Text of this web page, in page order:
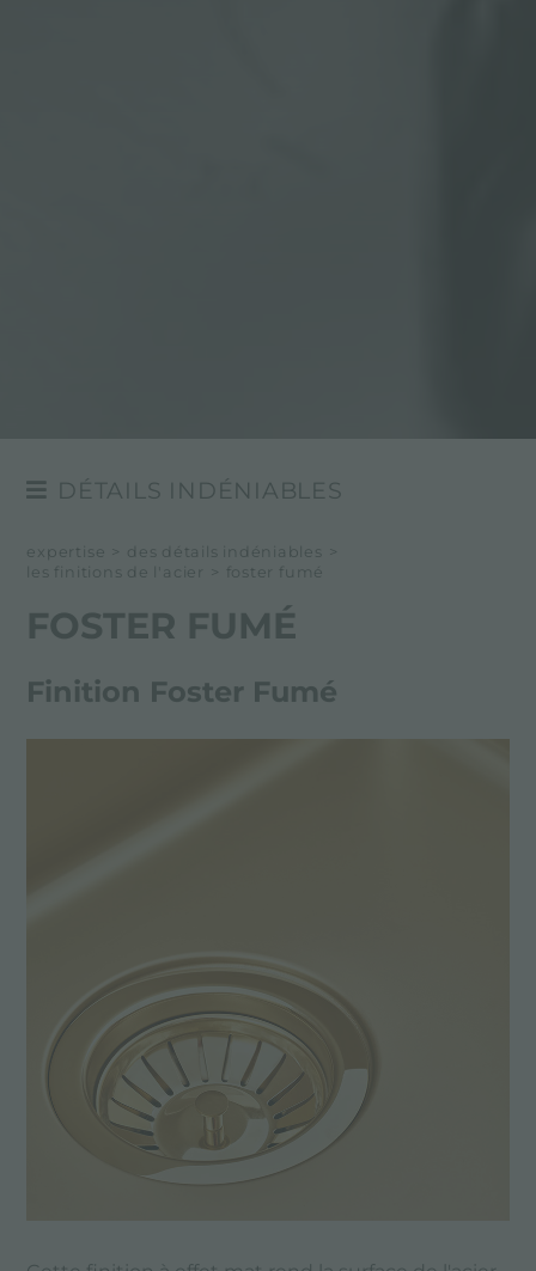
DÉTAILS INDÉNIABLES
MATÉRIAUX SÉLECTIONNÉ
expertise > des détails indéniables
>
les finitions de l'acier
> foster fumé
FOSTER FUMÉ
Finition Foster Fumé